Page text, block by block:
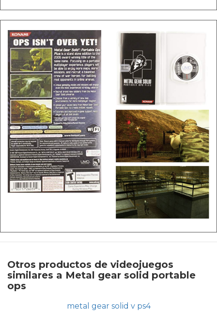
Otros productos de videojuegos
similares a Metal gear solid portable
ops
metal gear solid v ps4